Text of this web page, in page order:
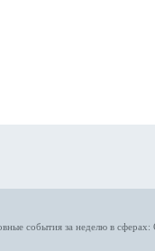
события за неделю в сферах: